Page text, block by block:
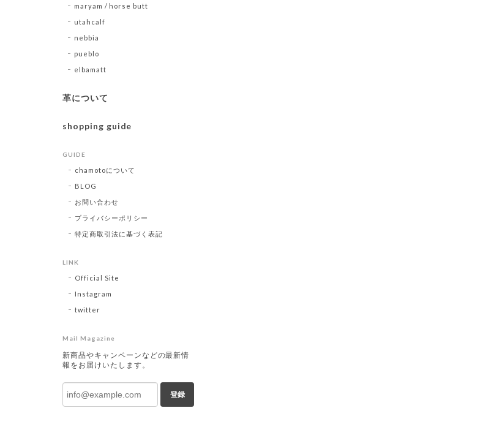
maryam / horse butt
utahcalf
nebbia
pueblo
elbamatt
革について
shopping guide
GUIDE
chamotoについて
BLOG
お問い合わせ
プライバシーポリシー
特定商取引法に基づく表記
LINK
Official Site
Instagram
twitter
Mail Magazine
新商品やキャンペーンなどの最新情
報をお届けいたします。
登録